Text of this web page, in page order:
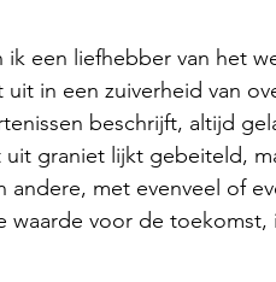
een liefhebber van het
in een zuiverheid van
beschrijft, altijd
uit graniet lijkt gebeiteld,
andere, met evenveel of
waarde voor de toekomst,